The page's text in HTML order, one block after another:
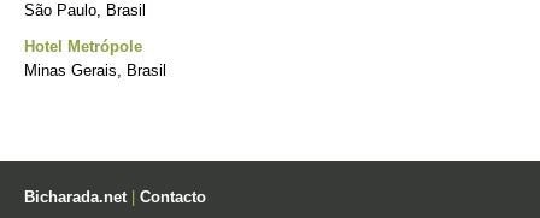
São Paulo, Brasil
Hotel Metrópole
Minas Gerais, Brasil
Bicharada.net| Contacto